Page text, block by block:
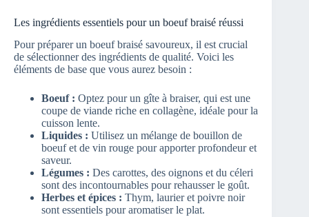
Les ingrédients essentiels pour un boeuf braisé réussi
Pour préparer un boeuf braisé savoureux, il est crucial
de sélectionner des ingrédients de qualité. Voici les
éléments de base que vous aurez besoin :
Boeuf : Optez pour un gîte à braiser, qui est une
coupe de viande riche en collagène, idéale pour la
cuisson lente.
Liquides : Utilisez un mélange de bouillon de
boeuf et de vin rouge pour apporter profondeur et
saveur.
Légumes : Des carottes, des oignons et du céleri
sont des incontournables pour rehausser le goût.
Herbes et épices : Thym, laurier et poivre noir
sont essentiels pour aromatiser le plat.